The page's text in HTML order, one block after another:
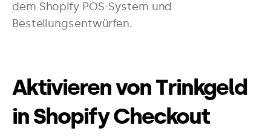
dem Shopify POS-System und
Bestellungsentwürfen.
Aktivieren von Trinkgeld
in Shopify Checkout